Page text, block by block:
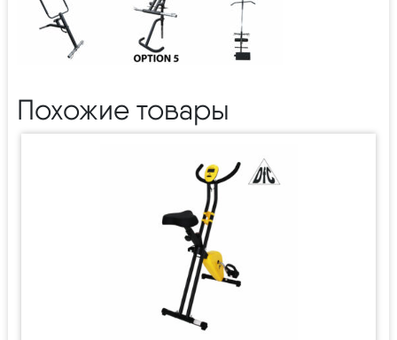
Похожие товары